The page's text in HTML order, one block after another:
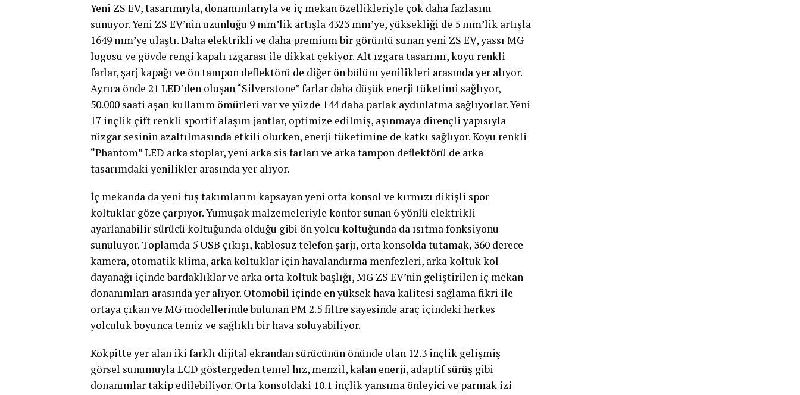
Yeni ZS EV, tasarımıyla, donanımlarıyla ve iç mekan özellikleriyle çok daha fazlasını
sunuyor. Yeni ZS EV’nin uzunluğu 9 mm’lik artışla 4323 mm’ye, yüksekliği de 5 mm’lik artışla
1649 mm’ye ulaştı. Daha elektrikli ve daha premium bir görüntü sunan yeni ZS EV, yassı MG
logosu ve gövde rengi kapalı ızgarası ile dikkat çekiyor. Alt ızgara tasarımı, koyu renkli
farlar, şarj kapağı ve ön tampon deflektörü de diğer ön bölüm yenilikleri arasında yer alıyor.
Ayrıca önde 21 LED’den oluşan “Silverstone” farlar daha düşük enerji tüketimi sağlıyor,
50.000 saati aşan kullanım ömürleri var ve yüzde 144 daha parlak aydınlatma sağlıyorlar. Yeni
17 inçlik çift renkli sportif alaşım jantlar, optimize edilmiş, aşınmaya dirençli yapısıyla
rüzgar sesinin azaltılmasında etkili olurken, enerji tüketimine de katkı sağlıyor. Koyu renkli
“Phantom” LED arka stoplar, yeni arka sis farları ve arka tampon deflektörü de arka
tasarımdaki yenilikler arasında yer alıyor.
İç mekanda da yeni tuş takımlarını kapsayan yeni orta konsol ve kırmızı dikişli spor
koltuklar göze çarpıyor. Yumuşak malzemeleriyle konfor sunan 6 yönlü elektrikli
ayarlanabilir sürücü koltuğunda olduğu gibi ön yolcu koltuğunda da ısıtma fonksiyonu
sunuluyor. Toplamda 5 USB çıkışı, kablosuz telefon şarjı, orta konsolda tutamak, 360 derece
kamera, otomatik klima, arka koltuklar için havalandırma menfezleri, arka koltuk kol
dayanağı içinde bardaklıklar ve arka orta koltuk başlığı, MG ZS EV’nin geliştirilen iç mekan
donanımları arasında yer alıyor. Otomobil içinde en yüksek hava kalitesi sağlama fikri ile
ortaya çıkan ve MG modellerinde bulunan PM 2.5 filtre sayesinde araç içindeki herkes
yolculuk boyunca temiz ve sağlıklı bir hava soluyabiliyor.
Kokpitte yer alan iki farklı dijital ekrandan sürücünün önünde olan 12.3 inçlik gelişmiş
görsel sunumuyla LCD göstergeden temel hız, menzil, kalan enerji, adaptif sürüş gibi
donanımlar takip edilebiliyor. Orta konsoldaki 10.1 inçlik yansıma önleyici ve parmak izi